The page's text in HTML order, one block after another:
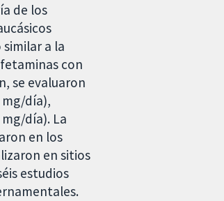
de los
a la
con
se evaluaron
día),
día). La
en los
en sitios
estudios